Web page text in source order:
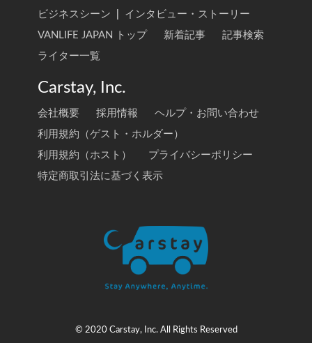
ビジネスシーン
インタビュー・ストーリー
VANLIFE JAPAN トップ
新着記事
記事検索
ライター一覧
Carstay, Inc.
会社概要 採用情報
ヘルプ・お問い合わせ
利用規約（ゲスト・ホルダー）
利用規約（ホスト）
プライバシーポリシー
特定商取引法に基づく表示
© 2020 Carstay, Inc. All Rights Reserved